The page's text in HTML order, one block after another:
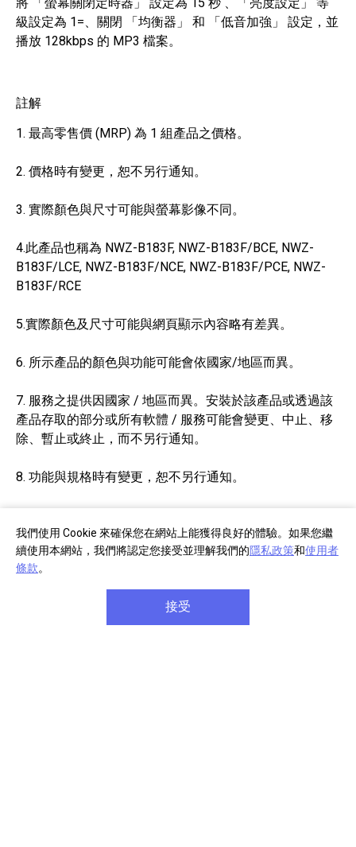
我們使用 Cookie 來確保您在網站上能獲得良好的體驗。如果您繼
續使用本網站，我們將認定您接受並理解我們的隱私政策和使用者
條款。
接受
將 「螢幕關閉定時器」 設定為 15 秒 、「亮度設定」 等
級設定為 1=、關閉 「均衡器」 和 「低音加強」 設定，並
播放 128kbps 的 MP3 檔案。
註解
1. 最高零售價 (MRP) 為 1 組產品之價格。
2. 價格時有變更，恕不另行通知。
3. 實際顏色與尺寸可能與螢幕影像不同。
4.此產品也稱為 NWZ-B183F, NWZ-B183F/BCE, NWZ-
B183F/LCE, NWZ-B183F/NCE, NWZ-B183F/PCE, NWZ-
B183F/RCE
5.實際顏色及尺寸可能與網頁顯示內容略有差異。
6. 所示產品的顏色與功能可能會依國家/地區而異。
7. 服務之提供因國家 / 地區而異。安裝於該產品或透過該
產品存取的部分或所有軟體 / 服務可能會變更、中止、移
除、暫止或終止，而不另行通知。
8. 功能與規格時有變更，恕不另行通知。